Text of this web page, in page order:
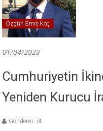
Özgün Emre Koç
01/04/2023
Cumhuriyetin
Yeniden Kurucu
Gönderen: dt